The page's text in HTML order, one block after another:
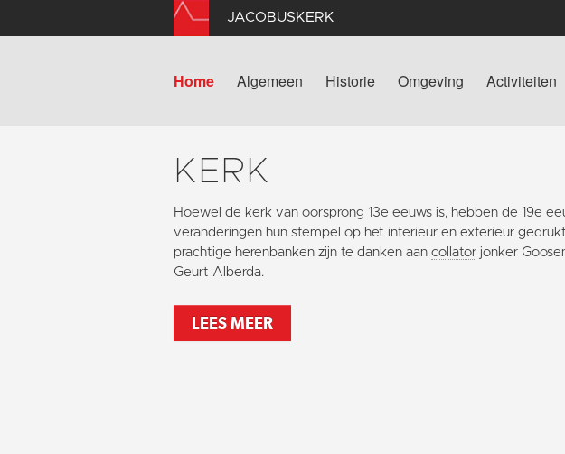
JACOBUSKERK
Home Algemeen Historie Omgeving Activiteiten
KERK
Hoewel de kerk van oorsprong 13e eeuws is, hebben de 19e
veranderingen hun stempel op het interieur en exterieur
prachtige herenbanken zijn te danken aan collator jonker
Geurt Alberda.
LEES MEER